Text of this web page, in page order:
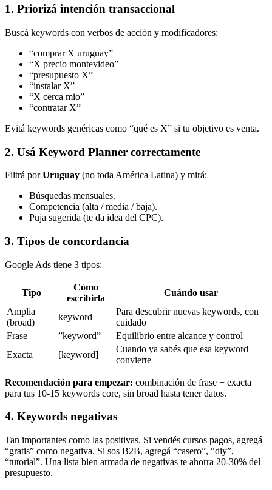
1. Priorizá intención transaccional
Buscá keywords con verbos de acción y modificadores:
“comprar X uruguay”
“X precio montevideo”
“presupuesto X”
“instalar X”
“X cerca mio”
“contratar X”
Evitá keywords genéricas como “qué es X” si tu objetivo es venta.
2. Usá Keyword Planner correctamente
Filtrá porUruguay (no toda América Latina) y mirá:
Búsquedas mensuales.
Competencia (alta / media / baja).
Puja sugerida (te da idea del CPC).
3. Tipos de concordancia
Google Ads tiene 3 tipos:
Tipo
Cómo
escribirla
Cuándo usar
Amplia
(broad)
keyword
Para descubrir nuevas keywords, con
cuidado
Frase
”keyword”
Equilibrio entre alcance y control
Exacta
[keyword]
Cuando ya sabés que esa keyword
convierte
Recomendación para empezar: combinación de frase + exacta
para tus 10-15 keywords core, sin broad hasta tener datos.
4. Keywords negativas
Tan importantes como las positivas. Si vendés cursos pagos, agregá
“gratis” como negativa. Si sos B2B, agregá “casero”, “diy”,
“tutorial”. Una lista bien armada de negativas te ahorra 20-30% del
presupuesto.